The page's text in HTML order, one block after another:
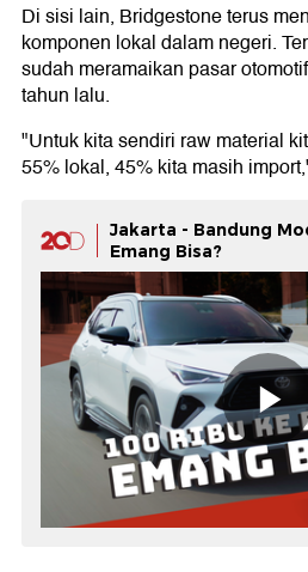
Di sisi lain, Bridgestone terus
komponen lokal dalam negeri.
sudah meramaikan pasar
tahun lalu.
"Untuk kita sendiri raw material
55% lokal, 45% kita masih
Jakarta - Bandung
Emang Bisa?